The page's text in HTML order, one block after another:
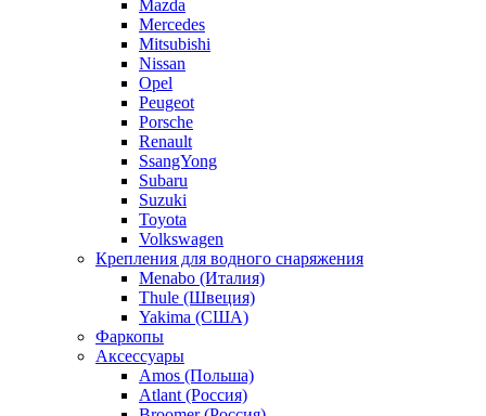
Mazda
Mercedes
Mitsubishi
Nissan
Opel
Peugeot
Porsche
Renault
SsangYong
Subaru
Suzuki
Toyota
Volkswagen
Крепления для водного снаряжения
Menabo (Италия)
Thule (Швеция)
Yakima (США)
Фаркопы
Аксессуары
Amos (Польша)
Atlant (Россия)